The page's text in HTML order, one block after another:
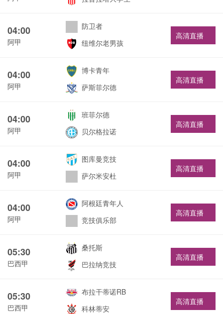
04:00
阿甲
防卫者
纽维尔老男孩
高清直播
04:00
阿甲
博卡青年
萨斯菲尔德
高清直播
04:00
阿甲
班菲尔德
贝尔格拉诺
高清直播
04:00
阿甲
图库曼竞技
萨尔米安杜
高清直播
04:00
阿甲
阿根廷青年人
竞技俱乐部
高清直播
05:30
巴西甲
桑托斯
巴拉纳竞技
高清直播
05:30
巴西甲
布拉干蒂诺RB
科林蒂安
高清直播